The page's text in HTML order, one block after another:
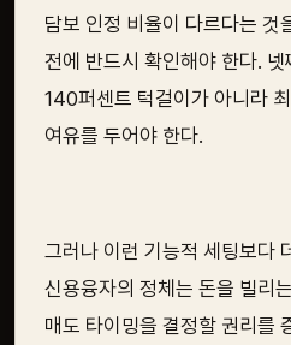
담보 인정 비율이 다르다는 것
전에 반드시 확인해야 한다. 넷
140퍼센트 턱걸이가 아니라
여유를 두어야 한다.
그러나 이런 기능적 세팅보다
신용융자의 정체는 돈을 빌리
매도 타이밍을 결정할 권리를